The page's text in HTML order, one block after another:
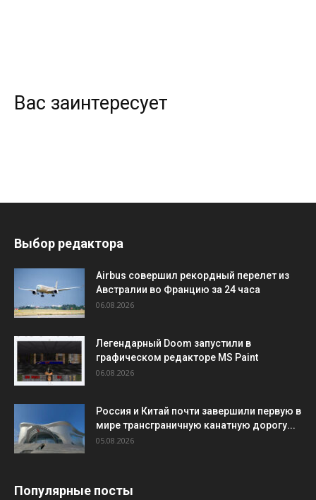
Вас заинтересует
Выбор редактора
Airbus совершил рекордный перелет из
Австралии во Францию за 24 часа
06.08.2026
Легендарный Doom запустили в
графическом редакторе MS Paint
06.08.2026
Россия и Китай почти завершили первую в
мире трансграничную канатную дорогу...
05.08.2026
Популярные посты